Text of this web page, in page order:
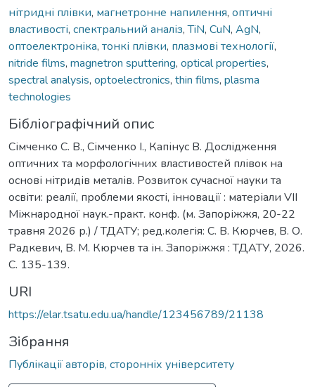
нітридні плівки, магнетронне напилення, оптичні
властивості, спектральний аналіз,TiN, CuN, AgN,
оптоелектроніка, тонкі плівки, плазмові технології,
nitride films, magnetron sputtering, optical properties,
spectral analysis, optoelectronics, thin films, plasma
technologies
Бібліографічний опис
Сімченко С. В., Сімченко І., Капінус В. Дослідження
оптичних та морфологічних властивостей плівок на
основі нітридів металів. Розвиток сучасної науки та
освіти: реалії, проблеми якості, інновації : матеріали VІІ
Міжнародної наук.-практ. конф. (м. Запоріжжя, 20-22
травня 2026 р.) / ТДАТУ; ред.колегія: С. В. Кюрчев, В. О.
Радкевич, В. М. Кюрчев та ін. Запоріжжя : ТДАТУ, 2026.
С. 135-139.
URI
https://elar.tsatu.edu.ua/handle/123456789/21138
Зібрання
Публікації авторів, сторонніх університету